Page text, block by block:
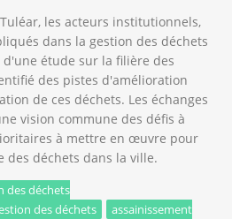
les acteurs institutionnels,
dans la gestion des déchets
étude sur la filière des
des pistes d'amélioration
de ces déchets. Les échanges
vision commune des défis à
à mettre en œuvre pour
déchets dans la ville.
des déchets
des déchets
assainissement